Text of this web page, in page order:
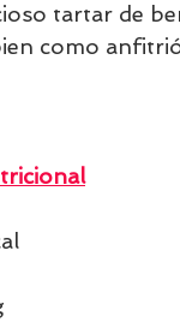
tartar de
como